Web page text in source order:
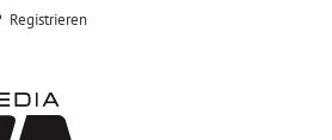
Registrieren